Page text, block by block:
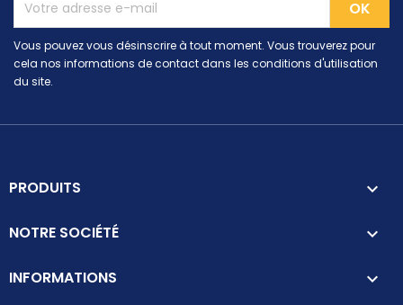
Vous pouvez vous désinscrire à tout moment. Vous trouverez pour
cela nos informations de contact dans les conditions d'utilisation
du site.
PRODUITS 
NOTRE SOCIÉTÉ 
INFORMATIONS keyboard_arrow_down